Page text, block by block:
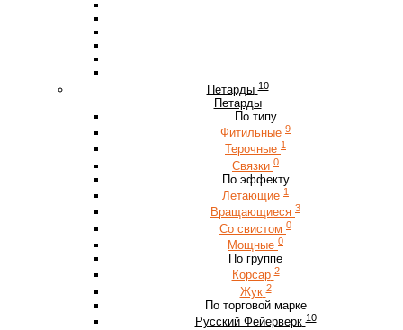
Петарды 10
Петарды
По типу
Фитильные 9
Терочные 1
Связки 0
По эффекту
Летающие 1
Вращающиеся 3
Со свистом 0
Мощные 0
По группе
Корсар 2
Жук 2
По торговой марке
Русский Фейерверк 10